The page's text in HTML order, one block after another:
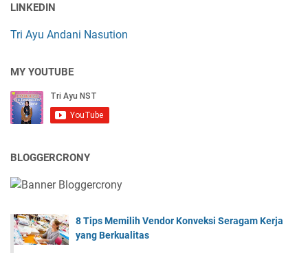
LINKEDIN
Tri Ayu Andani Nasution
MY YOUTUBE
BLOGGERCRONY
8 Tips Memilih Vendor Konveksi Seragam Kerja
yang Berkualitas